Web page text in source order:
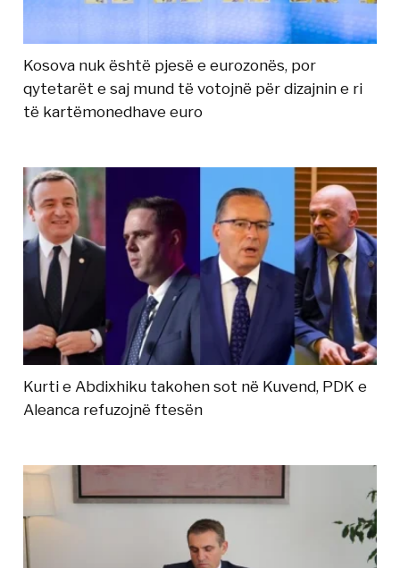
Kosova nuk është pjesë e eurozonës, por
qytetarët e saj mund të votojnë për dizajnin e ri
të kartëmonedhave euro
Kurti e Abdixhiku takohen sot në Kuvend, PDK e
Aleanca refuzojnë ftesën